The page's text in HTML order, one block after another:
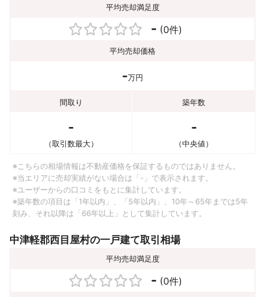
平均売却満足度
- (0件)
平均売却価格
-万円
間取り 築年数
-
（取引数最大）
-
（中央値）
※こちらの相場情報は不動産価格を保証するものではありません。
※当エリアに売却実績がない場合は「-」で表示されます。
※ユーザーからの口コミをもとに集計しています。
※築年数の項目は「1年以内」、「5年以内」、10年～65年までは5年
刻み、それ以降は「66年以上」として集計しています。
中津軽郡西目屋村の一戸建て取引相場
平均売却満足度
- (0件)